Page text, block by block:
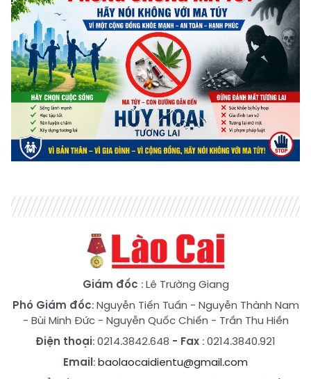
Giám đốc : Lê Trường Giang
Phó Giám đốc:Nguyễn Tiến Tuấn - Nguyễn Thành Nam
- Bùi Minh Đức- Nguyễn Quốc Chiến - Trần Thu Hiền
Điện thoại: 0214.3842.648 - Fax : 0214.3840.921
Email:baolaocaidientu@gmail.com